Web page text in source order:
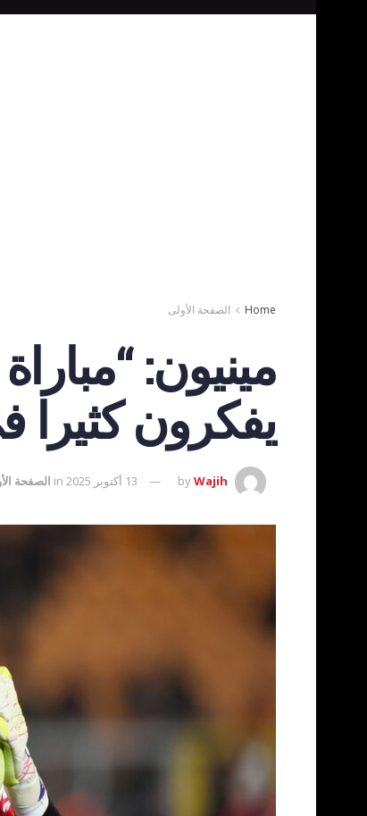
Home الصفحة الأولى
مينيون:
يفكرون كثيرا
byWajih 13 أكتوبر 2025 in الصفحة